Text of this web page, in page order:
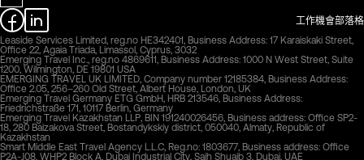
工作機會部落格
Leaside Services Limited, reg.no HE342401, Business Address: 17 Karaiskaki Street,
Office 22, Agaia Triada, Limassol, Cyprus, 3032
Emerging Travel Inc., reg.no 4869611, Business Address: 1000 N West Street, Suite
1200, Wilmington, DE 19801 USA
EMERGING TRAVEL UK LIMITED, Company number 12185384, Business Address:
Office 2.05, 256–260 Old Street, Albert House, London, UK
Emerging Travel Germany ETG GmbH, HRB 213546, Business Address:
Friedrichstraße 171, 10117 Berlin, Germany
Emerging Travel Kazakhstan LLP, BIN 191240026456, Business address: Office SP2-
18, 280 Baizakova Street, Bostandykskiy district, 050040, Almaty, Republic of
Kazakhstan
Smart Middle East Travel Agency L.L.C, Reg.no: 1803677, Business address: Office
P2A-J08, WHP2 Block A, Dubai Industrial City, Saih Shuaib 3, Dubai, UAE